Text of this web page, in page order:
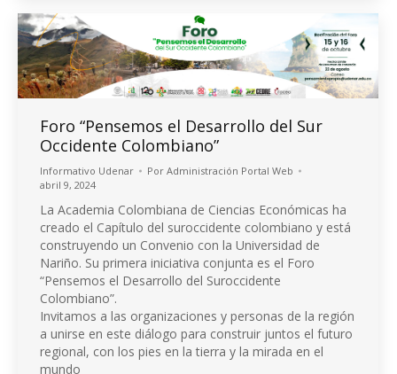
Foro “Pensemos el Desarrollo del Sur
Occidente Colombiano”
Informativo Udenar Por Administración Portal Web
abril 9, 2024
La Academia Colombiana de Ciencias Económicas ha
creado el Capítulo del suroccidente colombiano y está
construyendo un Convenio con la Universidad de
Nariño. Su primera iniciativa conjunta es el Foro
“Pensemos el Desarrollo del Suroccidente
Colombiano”.
Invitamos a las organizaciones y personas de la región
a unirse en este diálogo para construir juntos el futuro
regional, con los pies en la tierra y la mirada en el
mundo